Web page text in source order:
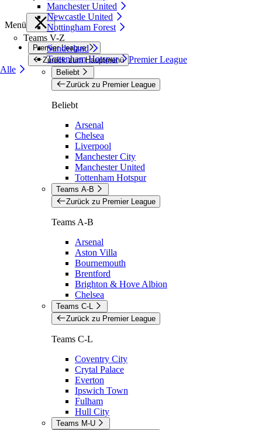
Manchester United
Newcastle United
Nottingham Forest
Teams V-Z
Sunderland
Tottenham Hotspur
Alle
Menü
Premier League
Zurück zum Hauptmenü Premier League
Beliebt
Zurück zu Premier League
Beliebt
Arsenal
Chelsea
Liverpool
Manchester City
Manchester United
Tottenham Hotspur
Teams A-B
Zurück zu Premier League
Teams A-B
Arsenal
Aston Villa
Bournemouth
Brentford
Brighton & Hove Albion
Chelsea
Teams C-L
Zurück zu Premier League
Teams C-L
Coventry City
Crytal Palace
Everton
Ipswich Town
Fulham
Hull City
Teams M-U